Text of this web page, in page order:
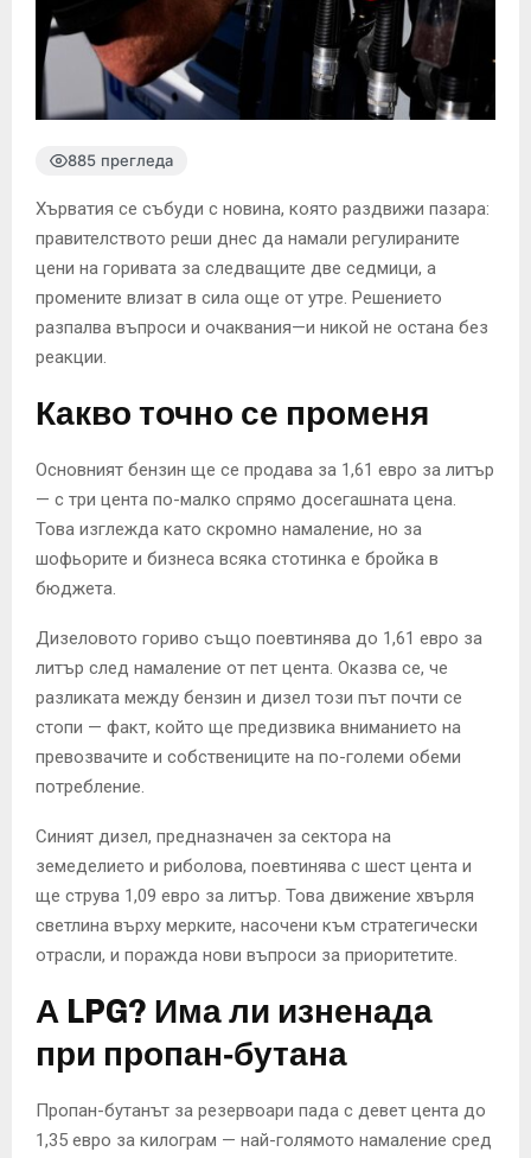
885 прегледа
Хърватия се събуди с новина, която раздвижи пазара:
правителството реши днес да намали регулираните
цени на горивата за следващите две седмици, а
промените влизат в сила още от утре. Решението
разпалва въпроси и очаквания—и никой не остана без
реакции.
Какво точно се променя
Основният бензин ще се продава за 1,61 евро за литър
— с три цента по-малко спрямо досегашната цена.
Това изглежда като скромно намаление, но за
шофьорите и бизнеса всяка стотинка е бройка в
бюджета.
Дизеловото гориво също поевтинява до 1,61 евро за
литър след намаление от пет цента. Оказва се, че
разликата между бензин и дизел този път почти се
стопи — факт, който ще предизвика вниманието на
превозвачите и собствениците на по-големи обеми
потребление.
Синият дизел, предназначен за сектора на
земеделието и риболова, поевтинява с шест цента и
ще струва 1,09 евро за литър. Това движение хвърля
светлина върху мерките, насочени към стратегически
отрасли, и поражда нови въпроси за приоритетите.
А LPG? Има ли изненада
при пропан‑бутана
Пропан-бутанът за резервоари пада с девет цента до
1,35 евро за килограм — най-голямото намаление сред